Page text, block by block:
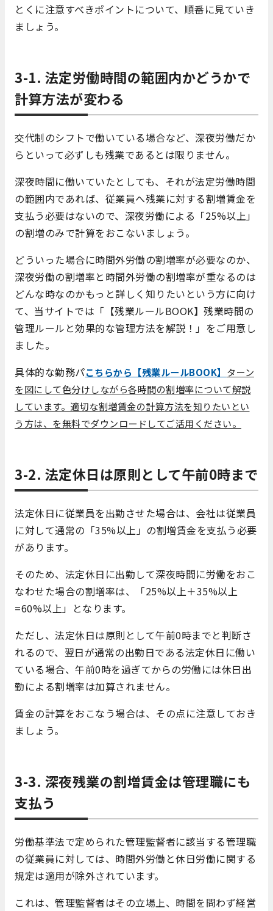
とくに注意すべきポイントについて、順番に見ていき
ましょう。
3-1. 法定労働時間の範囲内かどうかで
計算方法が変わる
交代制のシフトで働いている場合など、深夜労働だか
らといって必ずしも残業であるとは限りません。
深夜時間に働いていたとしても、それが法定労働時間
の範囲内であれば、従業員へ残業に対する割増賃金を
支払う必要はないので、深夜労働による「25%以上」
の割増のみで計算をおこないましょう。
どういった場合に時間外労働の割増率が必要なのか、
深夜労働の割増率と時間外労働の割増率が重なるのは
どんな時なのかもっと詳しく知りたいという方に向け
て、当サイトでは「【残業ルールBOOK】残業時間の
管理ルールと効果的な管理方法を解説！」をご用意し
ました。
具体的な勤務パこちらから【残業ルールBOOK】 ターン
を図にして色分けしながら各時間の割増率について解説
しています。適切な割増賃金の計算方法を知りたいとい
う方は、 を無料でダウンロードしてご活用ください。
3-2. 法定休日は原則として午前0時まで
法定休日に従業員を出勤させた場合は、会社は従業員
に対して通常の「35%以上」の割増賃金を支払う必要
があります。
そのため、法定休日に出勤して深夜時間に労働をおこ
なわせた場合の割増率は、「25%以上＋35%以上
=60%以上」となります。
ただし、法定休日は原則として午前0時までと判断さ
れるので、翌日が通常の出勤日である法定休日に働い
ている場合、午前0時を過ぎてからの労働には休日出
勤による割増率は加算されません。
賃金の計算をおこなう場合は、その点に注意しておき
ましょう。
3-3. 深夜残業の割増賃金は管理職にも
支払う
労働基準法で定められた管理監督者に該当する管理職
の従業員に対しては、時間外労働と休日労働に関する
規定は適用が除外されています。
これは、管理監督者はその立場上、時間を問わず経営